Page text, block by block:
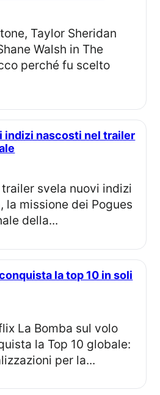
Walsh in The
perché fu scelto
la missione dei Pogues
della...
la Top 10 globale:
per la...